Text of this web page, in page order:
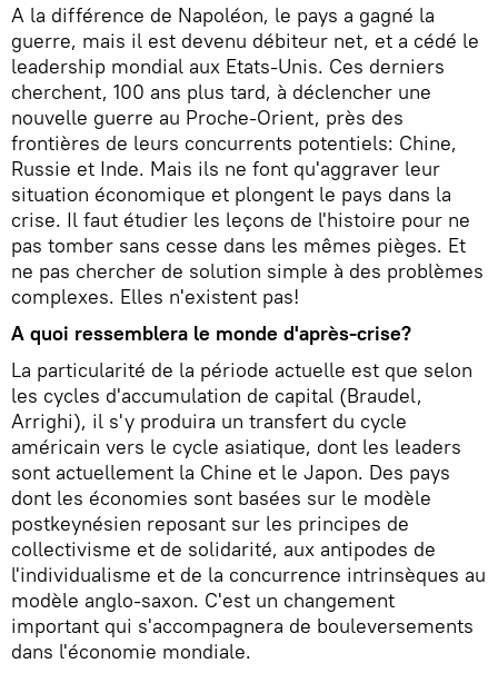
A la différence de Napoléon, le pays a gagné la
guerre, mais il est devenu débiteur net, et a cédé le
leadership mondial aux Etats-Unis. Ces derniers
cherchent, 100 ans plus tard, à déclencher une
nouvelle guerre au Proche-Orient, près des
frontières de leurs concurrents potentiels: Chine,
Russie et Inde. Mais ils ne font qu'aggraver leur
situation économique et plongent le pays dans la
crise. Il faut étudier les leçons de l'histoire pour ne
pas tomber sans cesse dans les mêmes pièges. Et
ne pas chercher de solution simple à des problèmes
complexes. Elles n'existent pas!
A quoi ressemblera le monde d'après-crise?
La particularité de la période actuelle est que selon
les cycles d'accumulation de capital (Braudel,
Arrighi), il s'y produira un transfert du cycle
américain vers le cycle asiatique, dont les leaders
sont actuellement la Chine et le Japon. Des pays
dont les économies sont basées sur le modèle
postkeynésien reposant sur les principes de
collectivisme et de solidarité, aux antipodes de
l'individualisme et de la concurrence intrinsèques au
modèle anglo-saxon. C'est un changement
important qui s'accompagnera de bouleversements
dans l'économie mondiale.